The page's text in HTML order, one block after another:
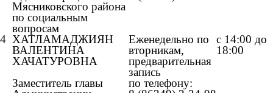
Мясниковского района
по социальным
вопросам
4 ХАТЛАМАДЖИЯН
ВАЛЕНТИНА
ХАЧАТУРОВНА
Заместитель главы
Еженедельно по
вторникам,
предварительная
запись
по телефону:
с 14:00 до
18:00